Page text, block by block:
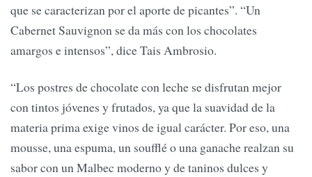
que se caracterizan por el aporte de picantes”. “Un
Cabernet Sauvignon se da más con los chocolates
amargos e intensos”, dice Tais Ambrosio.
“Los postres de chocolate con leche se disfrutan mejor
con tintos jóvenes y frutados, ya que la suavidad de la
materia prima exige vinos de igual carácter. Por eso, una
mousse, una espuma, un soufflé o una ganache realzan su
sabor con un Malbec moderno y de taninos dulces y